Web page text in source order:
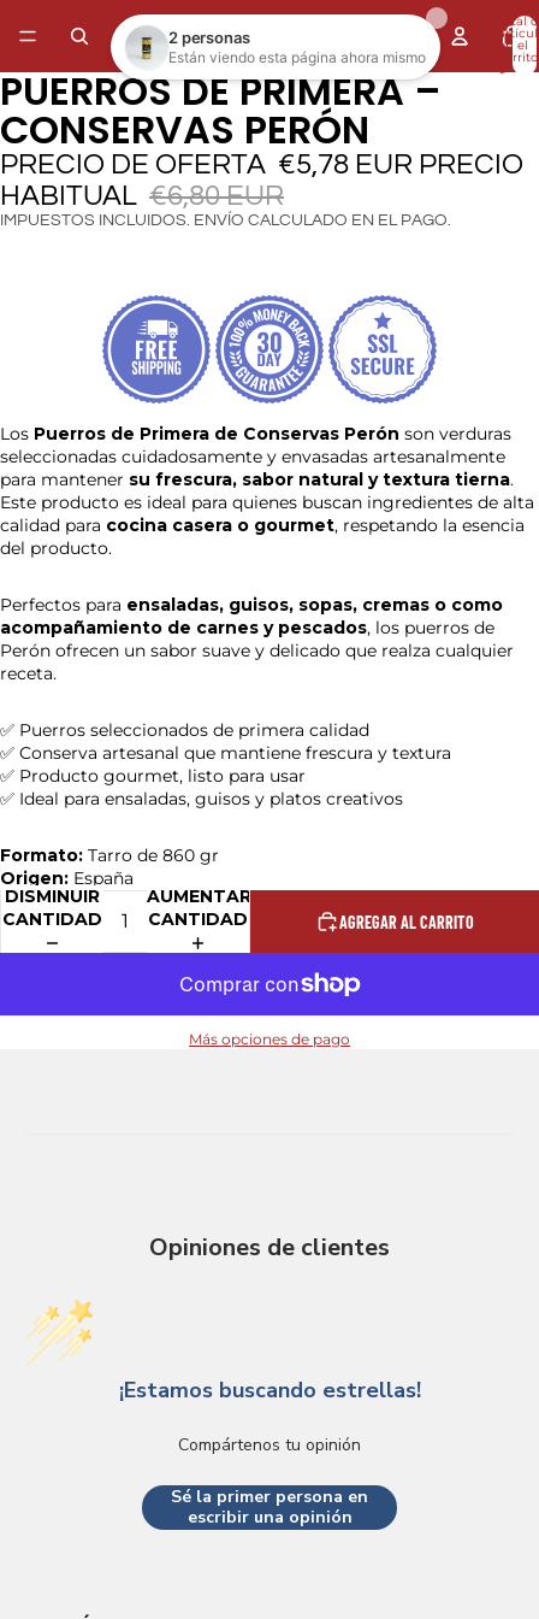
Total
en el
carrito:
ABRIR
IMAGEN
A
PANTALLA
COMPLETA
PUERROS DE PRIMERA –
CONSERVAS PERÓN
PRECIO DE OFERTA €5,78 EUR PRECIO
HABITUAL €6,80 EUR
IMPUESTOS INCLUIDOS. ENVÍO CALCULADO EN EL PAGO.
Los Puerros de Primera de Conservas Perón son verduras
seleccionadas cuidadosamente y envasadas artesanalmente
para mantener su frescura, sabor natural y textura tierna.
Este producto es ideal para quienes buscan ingredientes de alta
calidad para cocina casera o gourmet, respetando la esencia
del producto.
Perfectos para ensaladas, guisos, sopas, cremas o como
acompañamiento de carnes y pescados, los puerros de
Perón ofrecen un sabor suave y delicado que realza cualquier
receta.
✅ Puerros seleccionados de primera calidad
✅ Conserva artesanal que mantiene frescura y textura
✅ Producto gourmet, listo para usar
✅ Ideal para ensaladas, guisos y platos creativos
Formato: Tarro de 860 gr
Origen: España
DISMINUIR
CANTIDAD
AUMENTAR
CANTIDAD
AGREGAR AL CARRITO
Más opciones de pago
Opiniones de clientes
¡Estamos buscando estrellas!
Compártenos tu opinión
Sé la primer persona en
escribir una opinión